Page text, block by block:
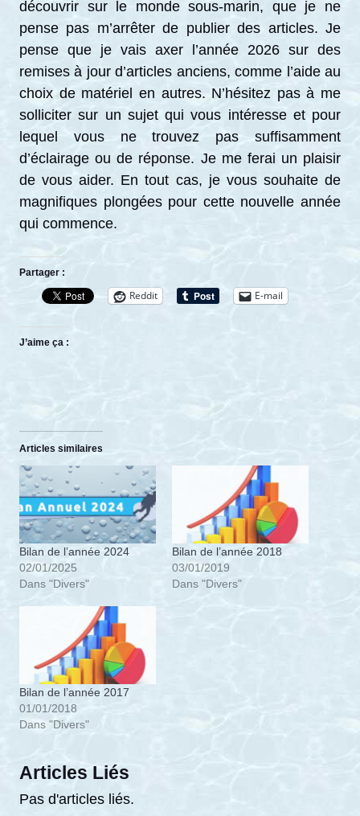
découvrir sur le monde sous-marin, que je ne
pense pas m’arrêter de publier des articles. Je
pense que je vais axer l’année 2026 sur des
remises à jour d’articles anciens, comme l’aide au
choix de matériel en autres. N’hésitez pas à me
solliciter sur un sujet qui vous intéresse et pour
lequel vous ne trouvez pas suffisamment
d’éclairage ou de réponse. Je me ferai un plaisir
de vous aider. En tout cas, je vous souhaite de
magnifiques plongées pour cette nouvelle année
qui commence.
Partager :
Reddit E-mail
J’aime ça :
Articles similaires
Bilan de l’année 2024
02/01/2025
Dans "Divers"
Bilan de l’année 2018
03/01/2019
Dans "Divers"
Bilan de l’année 2017
01/01/2018
Dans "Divers"
Articles Liés
Pas d'articles liés.